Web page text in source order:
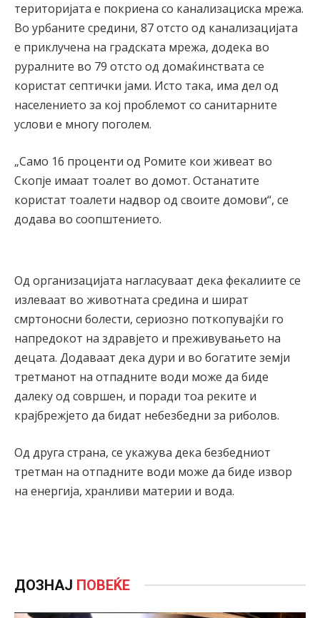
територијата е покриена со канализациска мрежа.
Во урбаните средини, 87 отсто од канализацијата
е приклучена на градската мрежа, додека во
руралните во 79 отсто од домаќинствата се
користат септички јами. Исто така, има дел од
населението за кој проблемот со санитарните
услови е многу поголем.
„Само 16 проценти од Ромите кои живеат во
Скопје имаат тоалет во домот. Останатите
користат тоалети надвор од своите домови“, се
додава во соопштението.
Од организацијата нагласуваат дека фекалиите се
излеваат во животната средина и шират
смртоносни болести, сериозно поткопувајќи го
напредокот на здравјето и преживувањето на
децата. Додаваат дека дури и во богатите земји
третманот на отпадните води може да биде
далеку од совршен, и поради тоа реките и
крајбрежјето да бидат небезбедни за риболов.
Од друга страна, се укажува дека безбедниот
третман на отпадните води може да биде извор
на енергија, хранливи материи и вода.
ДОЗНАЈ ПОВЕЌЕ